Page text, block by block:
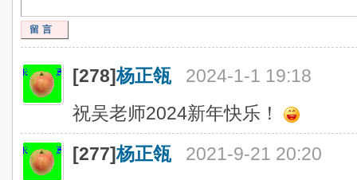
留言
[278]杨正瓴
2024-1-1 19:18
祝吴老师2024新年快乐！
[277]杨正瓴
2021-9-21 20:20